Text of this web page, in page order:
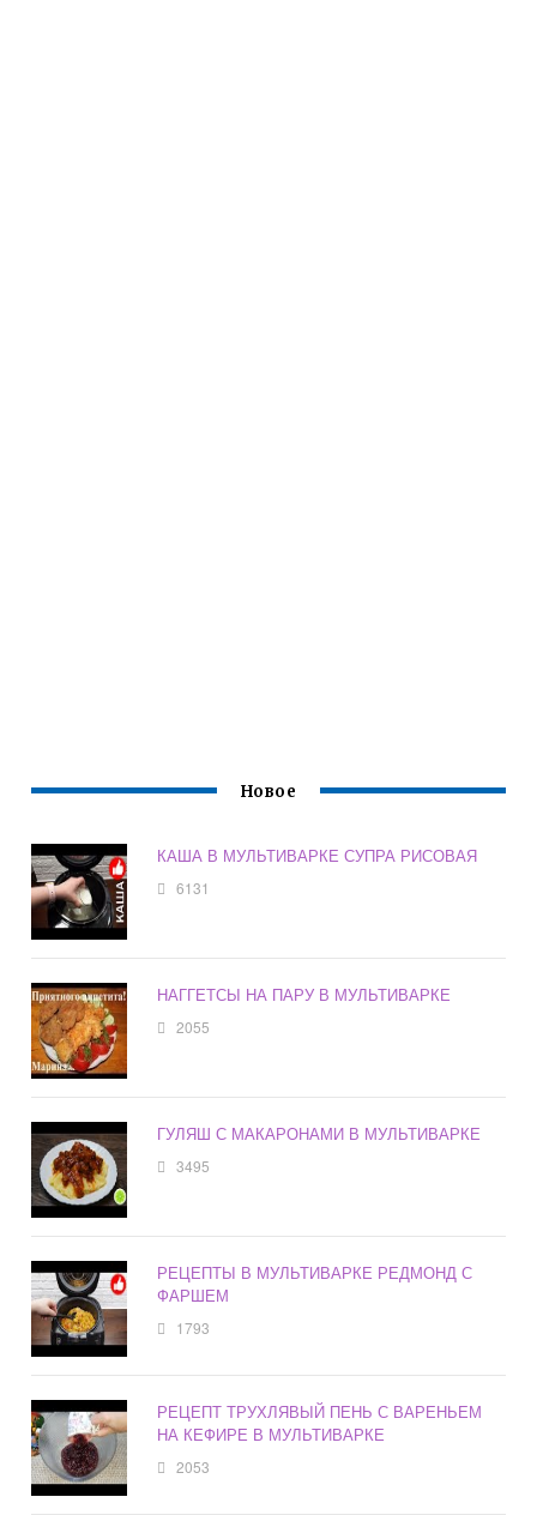
Новое
КАША В МУЛЬТИВАРКЕ СУПРА РИСОВАЯ
6131
НАГГЕТСЫ НА ПАРУ В МУЛЬТИВАРКЕ
2055
ГУЛЯШ С МАКАРОНАМИ В МУЛЬТИВАРКЕ
3495
РЕЦЕПТЫ В МУЛЬТИВАРКЕ РЕДМОНД С
ФАРШЕМ
1793
РЕЦЕПТ ТРУХЛЯВЫЙ ПЕНЬ С ВАРЕНЬЕМ
НА КЕФИРЕ В МУЛЬТИВАРКЕ
2053